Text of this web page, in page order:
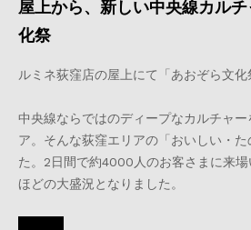
屋上から、新しい中央線カル
化祭
ルミネ荻窪店の屋上にて「あおぞら文化
中央線ならではのディープなカルチャー
ア。そんな荻窪エリアの「おいしい・
た。2日間で約4000人のお客さまに来
ほどの大盛況となりました。